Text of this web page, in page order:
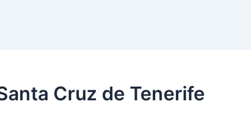
Cruz de Tenerife